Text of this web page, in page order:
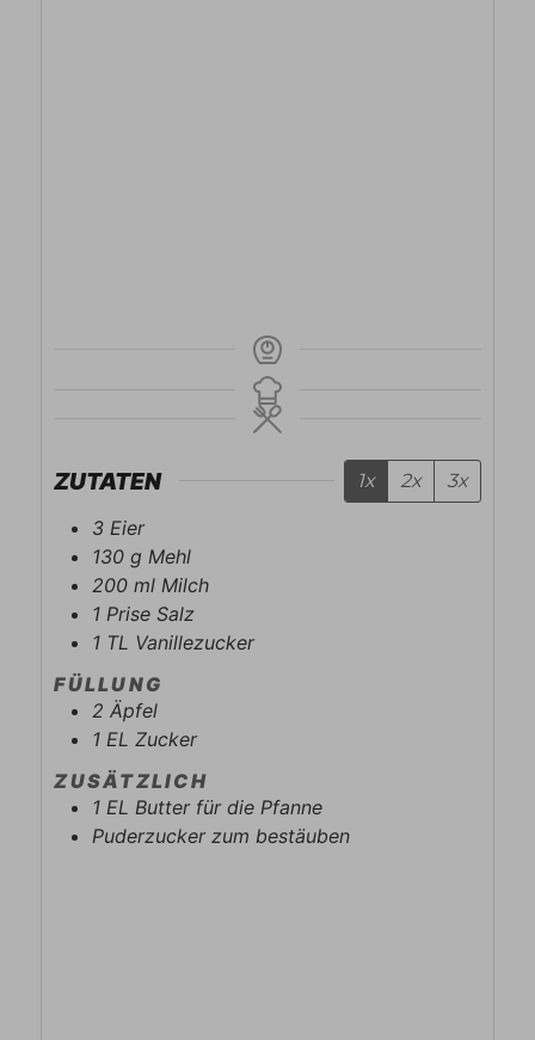
ZUTATEN 1x 2x 3x
3 Eier
130 g Mehl
200 ml Milch
1 Prise Salz
1 TL Vanillezucker
FÜLLUNG
2 Äpfel
1 EL Zucker
ZUSÄTZLICH
1 EL Butter für die Pfanne
Puderzucker zum bestäuben